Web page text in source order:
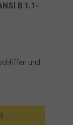
B 1.1-
und